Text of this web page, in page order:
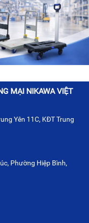
MẠI NIKAWA VIỆT
Yên 11C, KĐT Trung
Phường Hiệp Bình,